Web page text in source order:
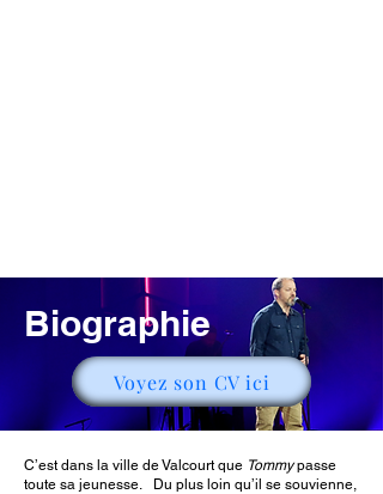
Biographie
Voyez son CV ici
C’est dans la ville de Valcourt que Tommypasse
toute sa jeunesse. Du plus loin qu’il se souvienne,